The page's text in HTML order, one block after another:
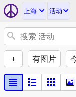
上海 活动
+ 有图片